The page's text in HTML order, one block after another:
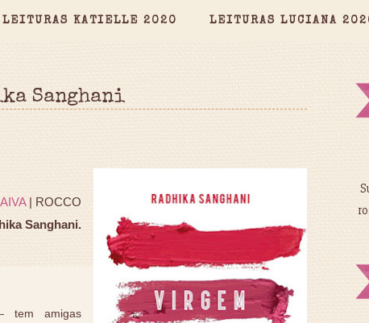
LEITURAS KATIELLE 2020 LEITURAS LUCIANA
Sanghani
| ROCCO
Sanghani.
tem amigas